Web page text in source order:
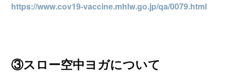
https://www.cov19-vaccine.mhlw.go.jp/qa/0079.html
③スロー空中ヨガについて